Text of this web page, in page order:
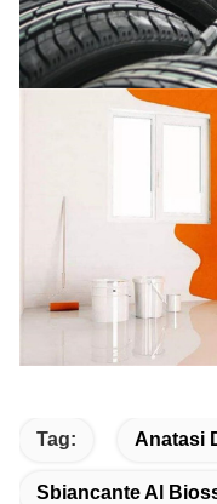
Tag: Anatasi
Sbiancante Al